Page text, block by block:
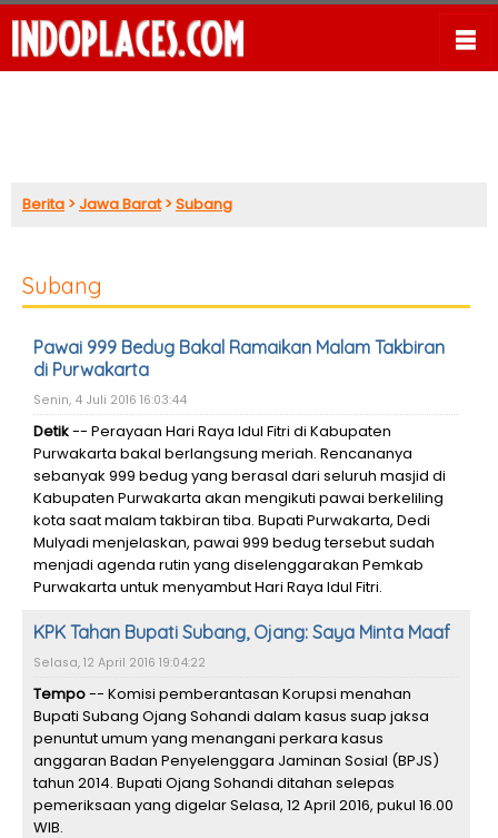
Berita >Jawa Barat>Subang
Subang
Pawai 999 Bedug Bakal Ramaikan Malam Takbiran
di Purwakarta
Senin, 4 Juli 2016 16:03:44
Detik-- Perayaan Hari Raya Idul Fitri di Kabupaten
Purwakarta bakal berlangsung meriah. Rencananya
sebanyak 999 bedug yang berasal dari seluruh masjid di
Kabupaten Purwakarta akan mengikuti pawai berkeliling
kota saat malam takbiran tiba. Bupati Purwakarta, Dedi
Mulyadi menjelaskan, pawai 999 bedug tersebut sudah
menjadi agenda rutin yang diselenggarakan Pemkab
Purwakarta untuk menyambut Hari Raya Idul Fitri.
KPK Tahan Bupati Subang, Ojang: Saya Minta Maaf
Selasa, 12 April 2016 19:04:22
Tempo-- Komisi pemberantasan Korupsi menahan
Bupati Subang Ojang Sohandi dalam kasus suap jaksa
penuntut umum yang menangani perkara kasus
anggaran Badan Penyelenggara Jaminan Sosial (BPJS)
tahun 2014. Bupati Ojang Sohandi ditahan selepas
pemeriksaan yang digelar Selasa, 12 April 2016, pukul 16.00
WIB.